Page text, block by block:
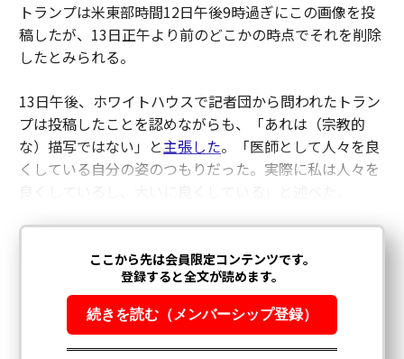
トランプは米東部時間12日午後9時過ぎにこの画像を投
稿したが、13日正午より前のどこかの時点でそれを削除
したとみられる。
13日午後、ホワイトハウスで記者団から問われたトラン
プは投稿したことを認めながらも、「あれは（宗教的
な）描写ではない」と主張した。「医師として人々を良
くしている自分の姿のつもりだった。実際に私は人々を